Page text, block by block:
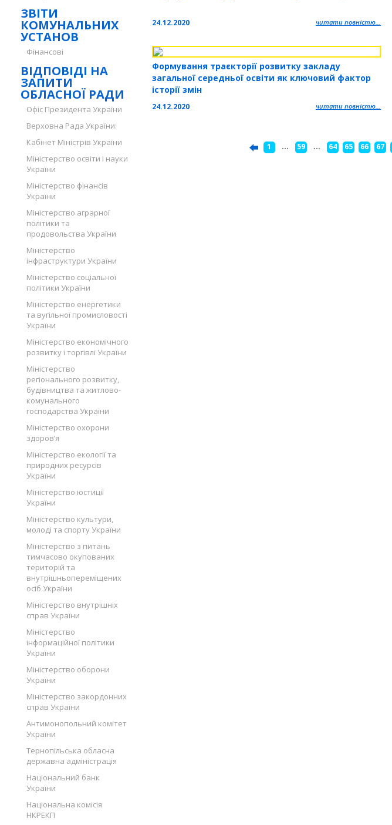
ЗВІТИ
КОМУНАЛЬНИХ
УСТАНОВ
Фінансові
ВІДПОВІДІ НА
ЗАПИТИ
ОБЛАСНОЇ РАДИ
Офіс Президента України
Верховна Рада України:
Кабінет Міністрів України
Міністерство освіти і науки
України
Міністерство фінансів
України
Міністерство аграрної
політики та
продовольства України
Міністерство
інфраструктури України
Міністерство соціальної
політики України
Міністерство енергетики
та вугільної промисловості
України
Міністерство економічного
розвитку і торгівлі України
Міністерство
регіонального розвитку,
будівництва та житлово-
комунального
господарства України
Міністерство охорони
здоров’я
Міністерство екології та
природних ресурсів
України
Міністерство юстиції
України
Міністерство культури,
молоді та спорту України
Міністерство з питань
тимчасово окупованих
територій та
внутрішньопереміщених
осіб України
Міністерство внутрішніх
справ України
Міністерство
інформаційної політики
України
Міністерство оборони
України
Міністерство закордонних
справ України
Антимонопольний комітет
України
Тернопільська обласна
державна адміністрація
Національний банк
України
Національна комісія
НКРЕКП
24.12.2020 читати повністю...
Формування траєкторії розвитку закладу
загальної середньої освіти як ключовий фактор
історії змін
24.12.2020 читати повністю...
1 ... 59 ... 64 65 66 67